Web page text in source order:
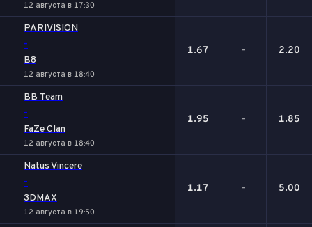
12 августа в 17:30
PARIVISION
-
B8
12 августа в 18:40
1.67 - 2.20
BB Team
-
FaZe Clan
12 августа в 18:40
1.95 - 1.85
Natus Vincere
-
3DMAX
12 августа в 19:50
1.17 - 5.00